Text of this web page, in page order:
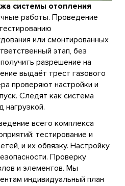
системы отопления
работы. Проведение
или смонтированных
этап, без
разрешение на
выдаёт трест газового
проверяют настройки и
Следят как система
нагрузкой.
всего комплекса
тестирование и
и их обвязку. Настройку
Проверку
и элементов. Мы
индивидуальный план